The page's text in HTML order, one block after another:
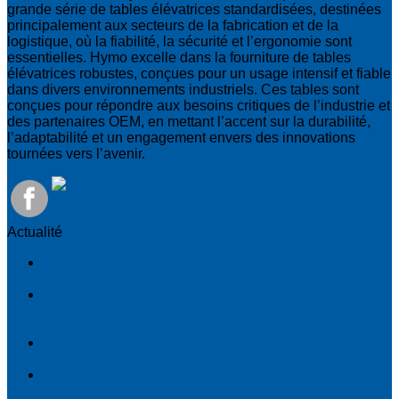
grande série de tables élévatrices standardisées, destinées
principalement aux secteurs de la fabrication et de la
logistique, où la fiabilité, la sécurité et l’ergonomie sont
essentielles. Hymo excelle dans la fourniture de tables
élévatrices robustes, conçues pour un usage intensif et fiable
dans divers environnements industriels. Ces tables sont
conçues pour répondre aux besoins critiques de l’industrie et
des partenaires OEM, en mettant l’accent sur la durabilité,
l’adaptabilité et un engagement envers des innovations
tournées vers l’avenir.
Actualité